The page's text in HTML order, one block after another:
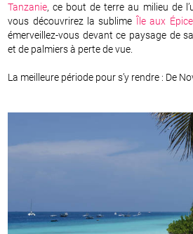
Tanzanie, ce bout de terre au milieu de
vous découvrirez la sublime Île aux
émerveillez-vous devant ce paysage de
et de palmiers à perte de vue.
La meilleure période pour s’y rendre : De